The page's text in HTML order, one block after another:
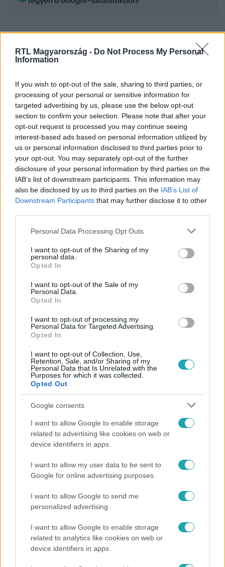
RTL Magyarország - Do Not Process My Personal
Information
If you wish to opt-out of the sale, sharing to third parties, or
processing of your personal or sensitive information for
targeted advertising by us, please use the below opt-out
section to confirm your selection. Please note that after your
opt-out request is processed you may continue seeing
interest-based ads based on personal information utilized by
us or personal information disclosed to third parties prior to
your opt-out. You may separately opt-out of the further
disclosure of your personal information by third parties on the
IAB’s list of downstream participants. This information may
also be disclosed by us to third parties on the IAB’s List of
Downstream Participants that may further disclose it to other
Please note that this website/app uses one or more Google
not limited to your visit or usage behaviour. You may click to
grant or deny consent to Google and its third-party tags to
use your data for below specified purposes in below Google
consent section.
Personal Data Processing Opt Outs
I want to opt-out of the Sharing of my
personal data.
Opted In
I want to opt-out of the Sale of my
Personal Data.
Opted In
I want to opt-out of processing my
Personal Data for Targeted Advertising.
Opted In
I want to opt-out of Collection, Use,
Retention, Sale, and/or Sharing of my
Personal Data that Is Unrelated with the
Purposes for which it was collected.
Opted Out
Google consents
I want to allow Google to enable storage
related to advertising like cookies on web or
device identifiers in apps.
I want to allow my user data to be sent to
Google for online advertising purposes.
I want to allow Google to send me
personalized advertising.
I want to allow Google to enable storage
related to analytics like cookies on web or
device identifiers in apps.
Kövess minket, és értesülj a friss hírekről a
Facebookon is!
Követem
AL GHAOUI HESNA
PSZICHOLÓGIA
Népszerű
Életmód
Ez a nyári lábbeli észrevétlenül nyírja ki a bokádat